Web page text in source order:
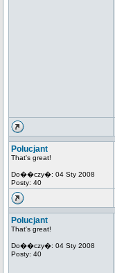
Polucjant
That's great!
Do��czy�: 04 Sty 2008
Posty: 40
Polucjant
That's great!
Do��czy�: 04 Sty 2008
Posty: 40